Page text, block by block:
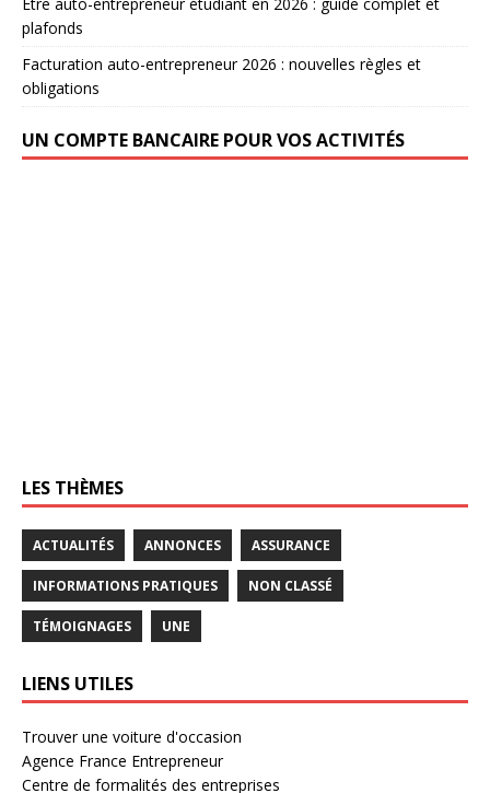
plafonds
Facturation auto-entrepreneur 2026 : nouvelles règles et
obligations
UN COMPTE BANCAIRE POUR VOS ACTIVITÉS
LES THÈMES
ACTUALITÉS ANNONCES ASSURANCE
INFORMATIONS PRATIQUES NON CLASSÉ
TÉMOIGNAGES UNE
LIENS UTILES
Trouver une voiture d'occasion
Agence France Entrepreneur
Centre de formalités des entreprises